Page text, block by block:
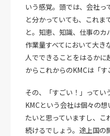
いう感覚。頭では、会社っ
と分かっていても、これま
と。知恵、知識、仕事のカ
作業量すべてにおいて大き
人でできることをはるか
からこれからのKMCは「す
その、「すごい！」ってい
KMCという会社は個々の
たいと思っていますし、こ
続けるでしょう。途上国の